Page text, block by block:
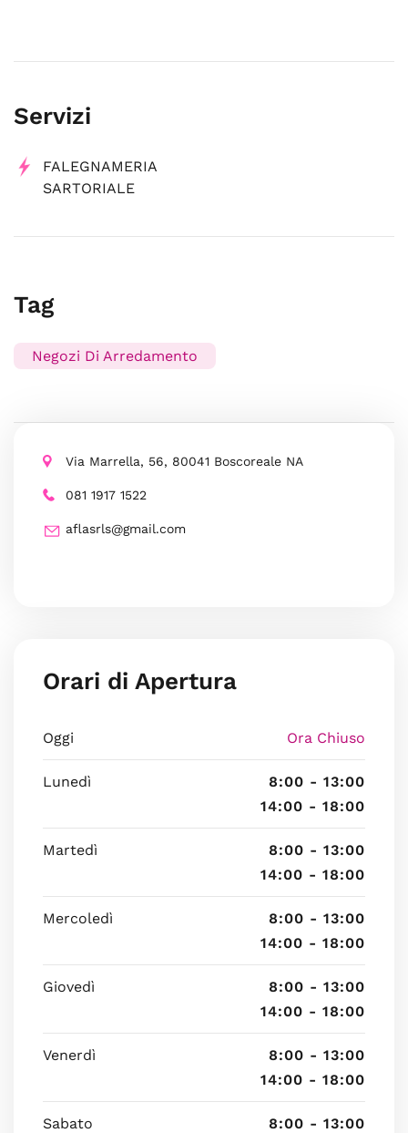
Servizi
FALEGNAMERIA
SARTORIALE
Tag
Negozi Di Arredamento
Via Marrella, 56, 80041 Boscoreale NA
081 1917 1522
aflasrls@gmail.com
Orari di Apertura
Oggi Ora Chiuso
Lunedì
8:00 - 13:00
14:00 - 18:00
Martedì
8:00 - 13:00
14:00 - 18:00
Mercoledì
8:00 - 13:00
14:00 - 18:00
Giovedì
8:00 - 13:00
14:00 - 18:00
Venerdì
8:00 - 13:00
14:00 - 18:00
Sabato 8:00 - 13:00